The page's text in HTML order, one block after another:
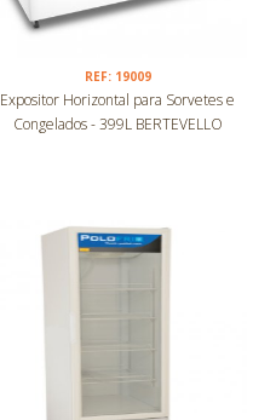
REF: 19009
Expositor Horizontal para Sorvetes e
Congelados - 399L BERTEVELLO